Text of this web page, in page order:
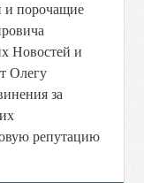
и порочащие
Новостей и
Олегу
за
репутацию